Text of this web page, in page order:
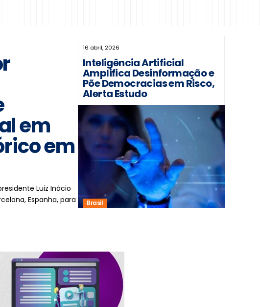
em
em
Luiz Inácio
Espanha, para
16 abril, 2026
Inteligência Artificial
Amplifica Desinformação e
Põe Democracias em Risco,
Alerta Estudo
Brasil